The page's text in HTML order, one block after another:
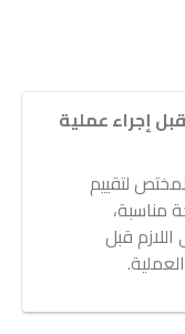
إجراء عملية
لتقييم
مناسبة،
قبل